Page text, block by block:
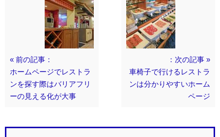
« 前の記事：
ホームページでレストラ
ンを探す際はバリアフリ
ーの見える化が大事
：次の記事 »
車椅子で行けるレストラ
ンは分かりやすいホーム
ページ